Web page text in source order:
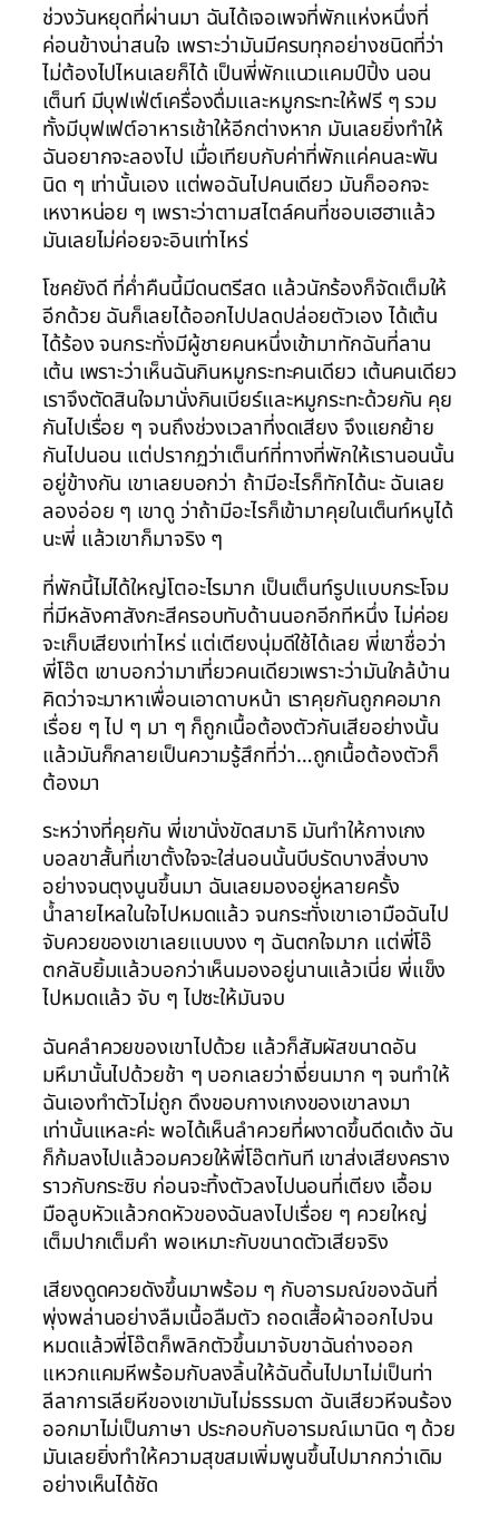
ช่วงวันหยุดที่ผ่านมา ฉันได้เจอเพจที่พักแห่งหนึ่งที่
ค่อนข้างน่าสนใจ เพราะว่ามันมีครบทุกอย่างชนิดที่ว่า
ไม่ต้องไปไหนเลยก็ได้ เป็นพี่พักแนวแคมป์ปิ้ง นอน
เต็นท์ มีบุฟเฟ่ต์เครื่องดื่มและหมูกระทะให้ฟรี ๆ รวม
ทั้งมีบุฟเฟต์อาหารเช้าให้อีกต่างหาก มันเลยยิ่งทำให้
ฉันอยากจะลองไป เมื่อเทียบกับค่าที่พักแค่คนละพัน
นิด ๆ เท่านั้นเอง แต่พอฉันไปคนเดียว มันก็ออกจะ
เหงาหน่อย ๆ เพราะว่าตามสไตล์คนที่ชอบเฮฮาแล้ว
มันเลยไม่ค่อยจะอินเท่าไหร่
โชคยังดี ที่ค่ำคืนนี้มีดนตรีสด แล้วนักร้องก็จัดเต็มให้
อีกด้วย ฉันก็เลยได้ออกไปปลดปล่อยตัวเอง ได้เต้น
ได้ร้อง จนกระทั่งมีผู้ชายคนหนึ่งเข้ามาทักฉันที่ลาน
เต้น เพราะว่าเห็นฉันกินหมูกระทะคนเดียว เต้นคนเดียว
เราจึงตัดสินใจมานั่งกินเบียร์และหมูกระทะด้วยกัน คุย
กันไปเรื่อย ๆ จนถึงช่วงเวลาที่งดเสียง จึงแยกย้าย
กันไปนอน แต่ปรากฏว่าเต็นท์ที่ทางที่พักให้เรานอนนั้น
อยู่ข้างกัน เขาเลยบอกว่า ถ้ามีอะไรก็ทักได้นะ ฉันเลย
ลองอ่อย ๆ เขาดู ว่าถ้ามีอะไรก็เข้ามาคุยในเต็นท์หนูได้
นะพี่ แล้วเขาก็มาจริง ๆ
ที่พักนี้ไม่ได้ใหญ่โตอะไรมาก เป็นเต็นท์รูปแบบกระโจม
ที่มีหลังคาสังกะสีครอบทับด้านนอกอีกทีหนึ่ง ไม่ค่อย
จะเก็บเสียงเท่าไหร่ แต่เตียงนุ่มดีใช้ได้เลย พี่เขาชื่อว่า
พี่โอ๊ต เขาบอกว่ามาเที่ยวคนเดียวเพราะว่ามันใกล้บ้าน
คิดว่าจะมาหาเพื่อนเอาดาบหน้า เราคุยกันถูกคอมาก
เรื่อย ๆ ไป ๆ มา ๆ ก็ถูกเนื้อต้องตัวกันเสียอย่างนั้น
แล้วมันก็กลายเป็นความรู้สึกที่ว่า…ถูกเนื้อต้องตัวก็
ต้องมา
ระหว่างที่คุยกัน พี่เขานั่งขัดสมาธิ มันทำให้กางเกง
บอลขาสั้นที่เขาตั้งใจจะใส่นอนนั้นบีบรัดบางสิ่งบาง
อย่างจนตุงนูนขึ้นมา ฉันเลยมองอยู่หลายครั้ง
น้ำลายไหลในใจไปหมดแล้ว จนกระทั่งเขาเอามือฉันไป
จับควยของเขาเลยแบบงง ๆ ฉันตกใจมาก แต่พี่โอ๊
ตกลับยิ้มแล้วบอกว่าเห็นมองอยู่นานแล้วเนี่ย พี่แข็ง
ไปหมดแล้ว จับ ๆ ไปซะให้มันจบ
ฉันคลำควยของเขาไปด้วย แล้วก็สัมผัสขนาดอัน
มหึมานั้นไปด้วยช้า ๆ บอกเลยว่าเงี่ยนมาก ๆ จนทำให้
ฉันเองทำตัวไม่ถูก ดึงขอบกางเกงของเขาลงมา
เท่านั้นแหละค่ะ พอได้เห็นลำควยที่ผงาดขึ้นดีดเด้ง ฉัน
ก็ก้มลงไปแล้วอมควยให้พี่โอ๊ตทันที เขาส่งเสียงคราง
ราวกับกระซิบ ก่อนจะทิ้งตัวลงไปนอนที่เตียง เอื้อม
มือลูบหัวแล้วกดหัวของฉันลงไปเรื่อย ๆ ควยใหญ่
เต็มปากเต็มคำ พอเหมาะกับขนาดตัวเสียจริง
เสียงดูดควยดังขึ้นมาพร้อม ๆ กับอารมณ์ของฉันที่
พุ่งพล่านอย่างลืมเนื้อลืมตัว ถอดเสื้อผ้าออกไปจน
หมดแล้วพี่โอ๊ตก็พลิกตัวขึ้นมาจับขาฉันถ่างออก
แหวกแคมหีพร้อมกับลงลิ้นให้ฉันดิ้นไปมาไม่เป็นท่า
ลีลาการเลียหีของเขามันไม่ธรรมดา ฉันเสียวหีจนร้อง
ออกมาไม่เป็นภาษา ประกอบกับอารมณ์เมานิด ๆ ด้วย
มันเลยยิ่งทำให้ความสุขสมเพิ่มพูนขึ้นไปมากกว่าเดิม
อย่างเห็นได้ชัด